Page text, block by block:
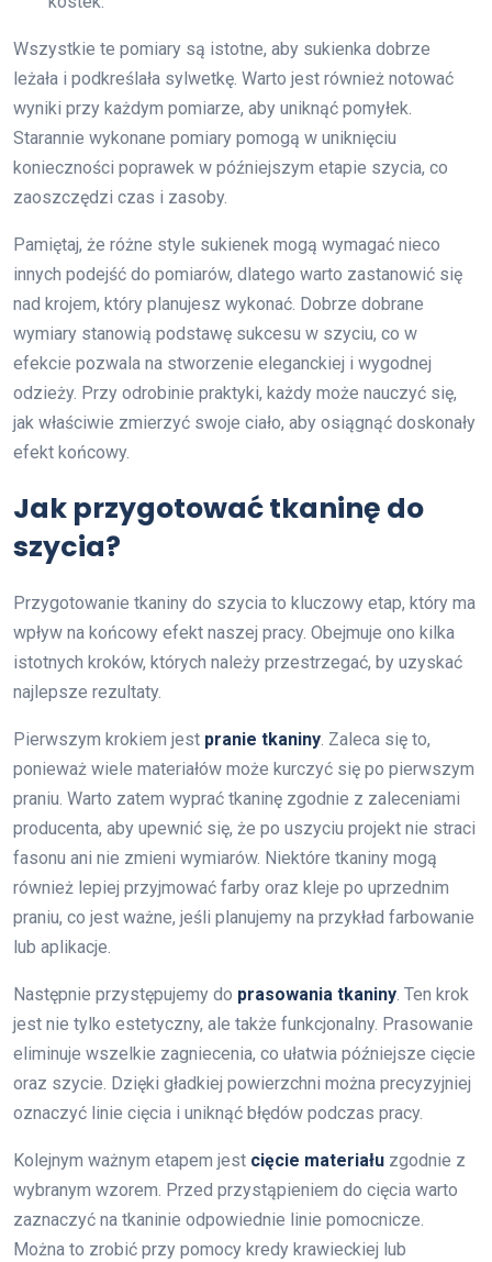
Wszystkie te pomiary są istotne, aby sukienka dobrze
leżała i podkreślała sylwetkę. Warto jest również notować
wyniki przy każdym pomiarze, aby uniknąć pomyłek.
Starannie wykonane pomiary pomogą w uniknięciu
konieczności poprawek w późniejszym etapie szycia, co
zaoszczędzi czas i zasoby.
Pamiętaj, że różne style sukienek mogą wymagać nieco
innych podejść do pomiarów, dlatego warto zastanowić się
nad krojem, który planujesz wykonać. Dobrze dobrane
wymiary stanowią podstawę sukcesu w szyciu, co w
efekcie pozwala na stworzenie eleganckiej i wygodnej
odzieży. Przy odrobinie praktyki, każdy może nauczyć się,
jak właściwie zmierzyć swoje ciało, aby osiągnąć doskonały
efekt końcowy.
Jak przygotować tkaninę do
szycia?
Przygotowanie tkaniny do szycia to kluczowy etap, który ma
wpływ na końcowy efekt naszej pracy. Obejmuje ono kilka
istotnych kroków, których należy przestrzegać, by uzyskać
najlepsze rezultaty.
Pierwszym krokiem jest pranie tkaniny. Zaleca się to,
ponieważ wiele materiałów może kurczyć się po pierwszym
praniu. Warto zatem wyprać tkaninę zgodnie z zaleceniami
producenta, aby upewnić się, że po uszyciu projekt nie straci
fasonu ani nie zmieni wymiarów. Niektóre tkaniny mogą
również lepiej przyjmować farby oraz kleje po uprzednim
praniu, co jest ważne, jeśli planujemy na przykład farbowanie
lub aplikacje.
Następnie przystępujemy do prasowania tkaniny. Ten krok
jest nie tylko estetyczny, ale także funkcjonalny. Prasowanie
eliminuje wszelkie zagniecenia, co ułatwia późniejsze cięcie
oraz szycie. Dzięki gładkiej powierzchni można precyzyjniej
oznaczyć linie cięcia i uniknąć błędów podczas pracy.
Kolejnym ważnym etapem jest cięcie materiału zgodnie z
wybranym wzorem. Przed przystąpieniem do cięcia warto
zaznaczyć na tkaninie odpowiednie linie pomocnicze.
Można to zrobić przy pomocy kredy krawieckiej lub